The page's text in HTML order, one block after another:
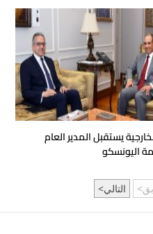
يستقبل المدير العام
اليونسكو
التالي